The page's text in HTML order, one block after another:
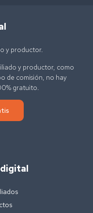
y productor.
y productor, como
de comisión, no hay
gratuito.